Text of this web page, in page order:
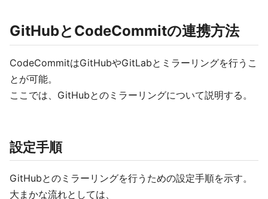
GitHubとCodeCommitの連携方法
CodeCommitはGitHubやGitLabとミラーリングを行うこ
とが可能。
ここでは、GitHubとのミラーリングについて説明する。
設定手順
GitHubとのミラーリングを行うための設定手順を示す。
大まかな流れとしては、